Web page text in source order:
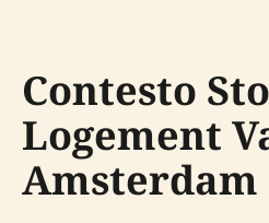
Contesto
Logement
Amsterdam